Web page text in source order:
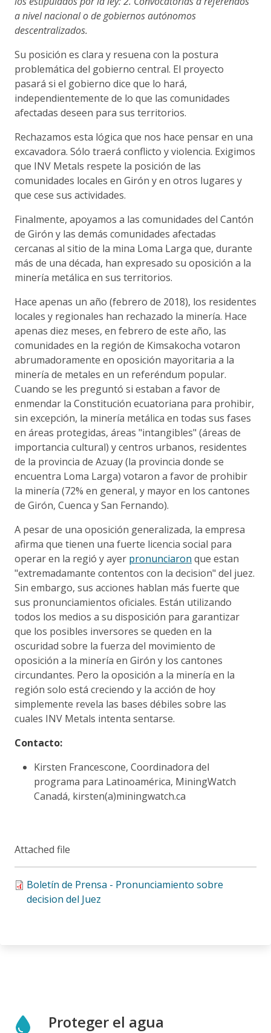
a nivel nacional o de gobiernos autónomos
descentralizados.
Su posición es clara y resuena con la postura
problemática del gobierno central. El proyecto
pasará si el gobierno dice que lo hará,
independientemente de lo que las comunidades
afectadas deseen para sus territorios.
Rechazamos esta lógica que nos hace pensar en una
excavadora. Sólo traerá conflicto y violencia. Exigimos
que INV Metals respete la posición de las
comunidades locales en Girón y en otros lugares y
que cese sus actividades.
Finalmente, apoyamos a las comunidades del Cantón
de Girón y las demás comunidades afectadas
cercanas al sitio de la mina Loma Larga que, durante
más de una década, han expresado su oposición a la
minería metálica en sus territorios.
Hace apenas un año (febrero de 2018), los residentes
locales y regionales han rechazado la minería. Hace
apenas diez meses, en febrero de este año, las
comunidades en la región de Kimsakocha votaron
abrumadoramente en oposición mayoritaria a la
minería de metales en un referéndum popular.
Cuando se les preguntó si estaban a favor de
enmendar la Constitución ecuatoriana para prohibir,
sin excepción, la minería metálica en todas sus fases
en áreas protegidas, áreas "intangibles" (áreas de
importancia cultural) y centros urbanos, residentes
de la provincia de Azuay (la provincia donde se
encuentra Loma Larga) votaron a favor de prohibir
la minería (72% en general, y mayor en los cantones
de Girón, Cuenca y San Fernando).
A pesar de una oposición generalizada, la empresa
afirma que tienen una fuerte licencia social para
operar en la regió y ayer pronunciaron que estan
"extremadamante contentos con la decision" del juez.
Sin embargo, sus acciones hablan más fuerte que
sus pronunciamientos oficiales. Están utilizando
todos los medios a su disposición para garantizar
que los posibles inversores se queden en la
oscuridad sobre la fuerza del movimiento de
oposición a la minería en Girón y los cantones
circundantes. Pero la oposición a la minería en la
región solo está creciendo y la acción de hoy
simplemente revela las bases débiles sobre las
cuales INV Metals intenta sentarse.
Contacto:
Kirsten Francescone, Coordinadora del
programa para Latinoamérica, MiningWatch
Canadá, kirsten(a)miningwatch.ca
Attached file
Boletín de Prensa - Pronunciamiento sobre
decision del Juez
Proteger el agua